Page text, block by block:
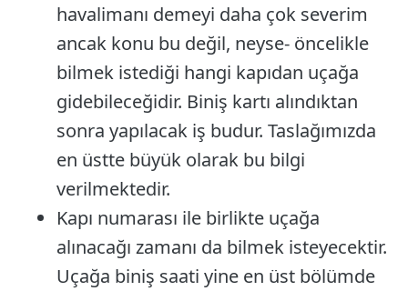
havalimanı demeyi daha çok severim
ancak konu bu değil, neyse- öncelikle
bilmek istediği hangi kapıdan uçağa
gidebileceğidir. Biniş kartı alındıktan
sonra yapılacak iş budur. Taslağımızda
en üstte büyük olarak bu bilgi
verilmektedir.
Kapı numarası ile birlikte uçağa
alınacağı zamanı da bilmek isteyecektir.
Uçağa biniş saati yine en üst bölümde